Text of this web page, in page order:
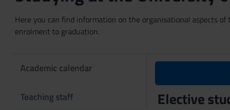
Here you can find information on the organisational aspects
enrolment to graduation.
Academic calendar
Teaching staff Elective